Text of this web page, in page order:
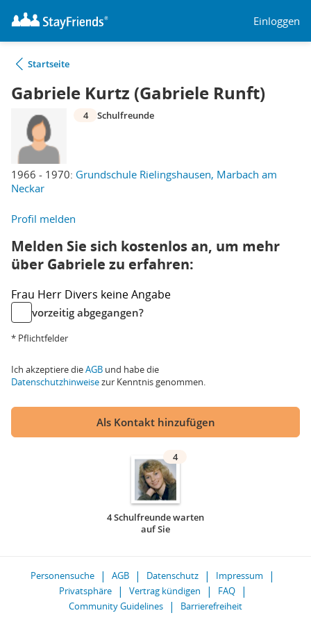
Einloggen
Startseite
Gabriele Kurtz (Gabriele Runft)
1966 - 1970: Grundschule Rielingshausen, Marbach am
Neckar
4 Schulfreunde
Profil melden
Melden Sie sich kostenlos an, um mehr
über Gabriele zu erfahren:
Frau Herr Divers keine Angabe
vorzeitig abgegangen?
* Pflichtfelder
Ich akzeptiere dieAGB und habe die
Datenschutzhinweisezur Kenntnis genommen.
Als Kontakt hinzufügen
4
4 Schulfreunde warten
auf Sie
Personensuche AGB Datenschutz
Impressum
Privatsphäre
Vertrag kündigen
FAQ
Community Guidelines
Barrierefreiheit